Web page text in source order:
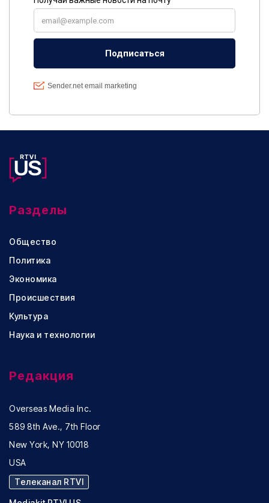
Разделы
Общество
Политика
Экономика
Происшествия
Культура
Наука и технологии
Редакция
Overseas Media Inc.
589 8th Ave., 7th Floor
New York, NY 10018
USA
Телеканал RTVI